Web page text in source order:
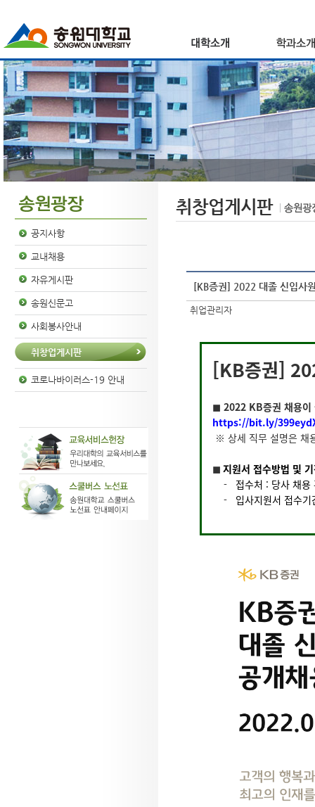
공지사항
교내채용
자유게시판
송원신문고
사회봉사안내
취창업게시판
코로나바이러스-19 안내
취창업게시판
[KB증권] 2022 대졸 신입사
취업관리자
[KB증권]
◼︎ 2022 KB증권 채용이
https://bit.ly/
※ 상세 직무 설명은 채
◼︎ 지원서 접수방법 및
-
접수처 : 당사 채
-
입사지원서 접수